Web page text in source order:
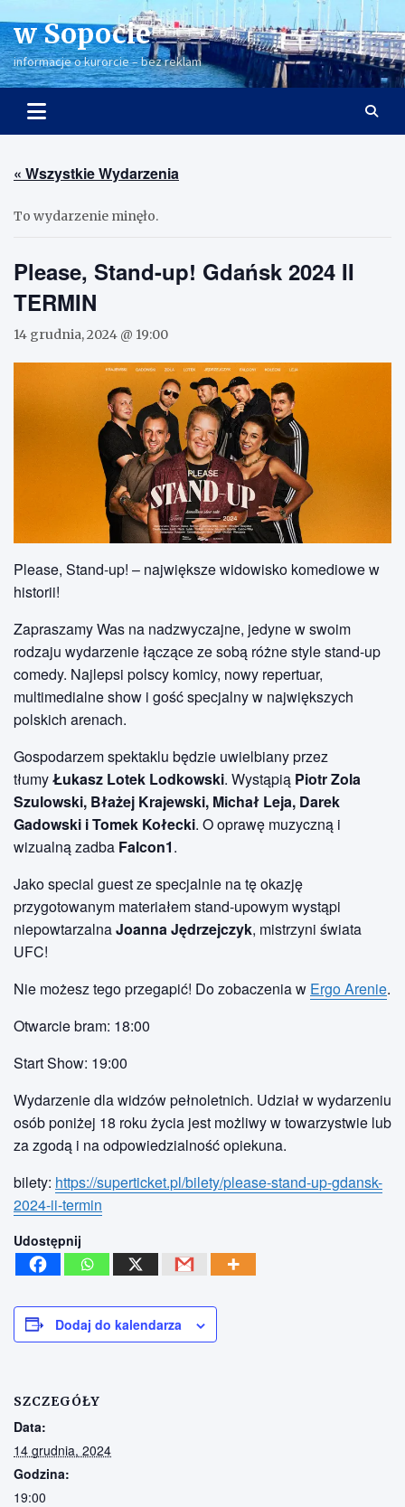
to
content
w Sopocie
informacje o kurorcie – bez reklam
« Wszystkie Wydarzenia
To wydarzenie minęło.
Please, Stand-up! Gdańsk 2024 II
TERMIN
14 grudnia, 2024 @ 19:00
Please, Stand-up! – największe widowisko komediowe w
historii!
Zapraszamy Was na nadzwyczajne, jedyne w swoim
rodzaju wydarzenie łączące ze sobą różne style stand-up
comedy. Najlepsi polscy komicy, nowy repertuar,
multimedialne show i gość specjalny w największych
polskich arenach.
Gospodarzem spektaklu będzie uwielbiany przez
tłumyŁukasz Lotek Lodkowski. Wystąpią Piotr Zola
Szulowski, Błażej Krajewski, Michał Leja, Darek
Gadowski i Tomek Kołecki. O oprawę muzyczną i
wizualną zadba Falcon1.
Jako special guest ze specjalnie na tę okazję
przygotowanym materiałem stand-upowym wystąpi
niepowtarzalnaJoanna Jędrzejczyk, mistrzyni świata
UFC!
Nie możesz tego przegapić! Do zobaczenia w Ergo Arenie.
Otwarcie bram: 18:00
Start Show: 19:00
Wydarzenie dla widzów pełnoletnich. Udział w wydarzeniu
osób poniżej 18 roku życia jest możliwy w towarzystwie lub
za zgodą i na odpowiedzialność opiekuna.
bilety: https://superticket.pl/bilety/please-stand-up-gdansk-
2024-ii-termin
Udostępnij
Dodaj do kalendarza
SZCZEGÓŁY
Data:
14 grudnia, 2024
Godzina:
19:00